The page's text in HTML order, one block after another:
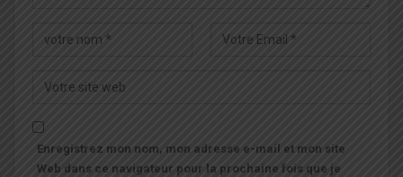
Enregistrez mon nom, mon adresse e-mail et mon site
Web dans ce navigateur pour la prochaine fois que je